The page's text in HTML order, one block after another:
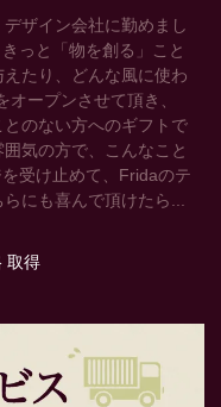
ザイン会社に勤めまし
っと「物を創る」こと
たり、どんな風に使わ
ープンさせて頂き、
のない方へのギフトで
気の方で、こんなこと
受け止めて、Fridaのテ
にも喜んで頂けたら...
取得